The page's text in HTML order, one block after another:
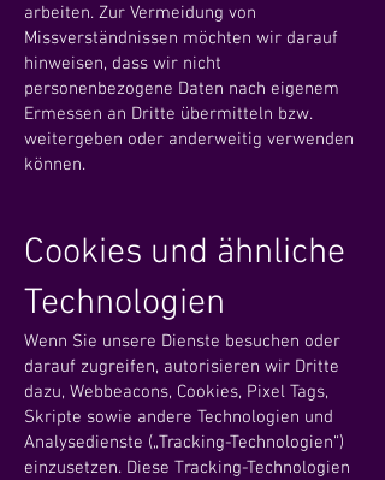
arbeiten. Zur Vermeidung von
Missverständnissen möchten wir darauf
hinweisen, dass wir nicht
personenbezogene Daten nach eigenem
Ermessen an Dritte übermitteln bzw.
weitergeben oder anderweitig verwenden
können.
Cookies und ähnliche
Technologien
Wenn Sie unsere Dienste besuchen oder
darauf zugreifen, autorisieren wir Dritte
dazu, Webbeacons, Cookies, Pixel Tags,
Skripte sowie andere Technologien und
Analysedienste („Tracking-Technologien“)
einzusetzen. Diese Tracking-Technologien